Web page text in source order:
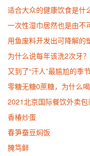
适合大众的健康饮食是什
一次性湿巾居然也是由不
用鱼废料开发出可降解的
为什么说每年该洗2次牙
又到了“汗人”最尴尬的季
零糖无糖0蔗糖，为什么
2021北京国际餐饮外卖
香椿炒蛋
春笋蚕豆焖饭
腌笃鲜